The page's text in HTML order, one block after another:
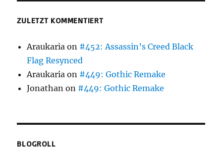
ZULETZT KOMMENTIERT
Araukaria on #452: Assassin’s Creed Black
Flag Resynced
Araukaria on #449: Gothic Remake
Jonathan on #449: Gothic Remake
BLOGROLL